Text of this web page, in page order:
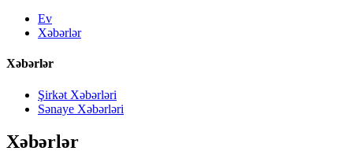
Ev
Xəbərlər
Xəbərlər
Şirkət Xəbərləri
Sənaye Xəbərləri
Xəbərlər